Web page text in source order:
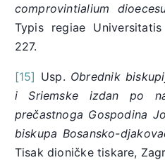
comprovintialium
Typis regiae
227.
[15] Usp. Obrednik
i Sriemske izdan po
prečastnoga Gospodina
biskupa Bosansko-
Tisak dioničke tiskare,